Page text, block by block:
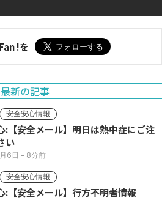
!を
最新の記事
安全安心情報
:【安全メール】明日は熱中症にご注
い
6日 - 8分前
安全安心情報
:【安全メール】行方不明者情報